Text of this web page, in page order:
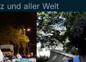
und aller Welt